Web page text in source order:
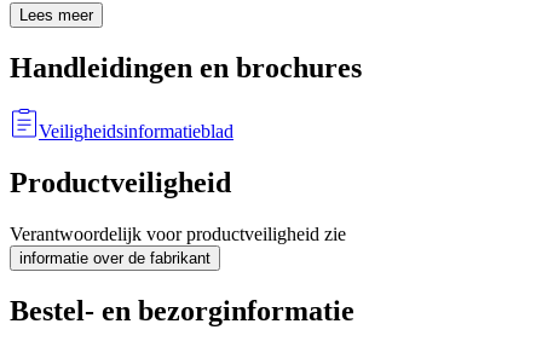
Lees meer
Handleidingen en brochures
Veiligheidsinformatieblad
Productveiligheid
Verantwoordelijk voor productveiligheid zie
informatie over de fabrikant
Bestel- en bezorginformatie